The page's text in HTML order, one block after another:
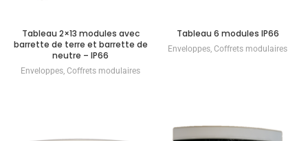
Tableau 2×13 modules avec
barrette de terre et barrette de
neutre – IP66
Enveloppes, Coffrets modulaires
Tableau 6 modules IP66
Enveloppes, Coffrets modulaires